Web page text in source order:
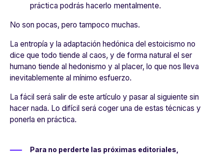
práctica podrás hacerlo mentalmente.
No son pocas, pero tampoco muchas.
La entropía y la adaptación hedónica del estoicismo no
dice que todo tiende al caos, y de forma natural el ser
humano tiende al hedonismo y al placer, lo que nos lleva
inevitablemente al mínimo esfuerzo.
La fácil será salir de este artículo y pasar al siguiente sin
hacer nada. Lo difícil será coger una de estas técnicas y
ponerla en práctica.
Para no perderte las próximas editoriales,